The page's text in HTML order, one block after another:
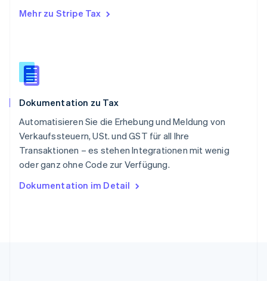
Mehr zu Stripe Tax
Dokumentation zu Tax
Automatisieren Sie die Erhebung und Meldung von
Verkaufssteuern, USt. und GST für all Ihre
Transaktionen – es stehen Integrationen mit wenig
oder ganz ohne Code zur Verfügung.
Dokumentation im Detail
Slowakei
Sonderverwaltungsregion Hongkong,
China
Spanien
EspañolEnglish
Thailand
Tschechische Republik
English
English